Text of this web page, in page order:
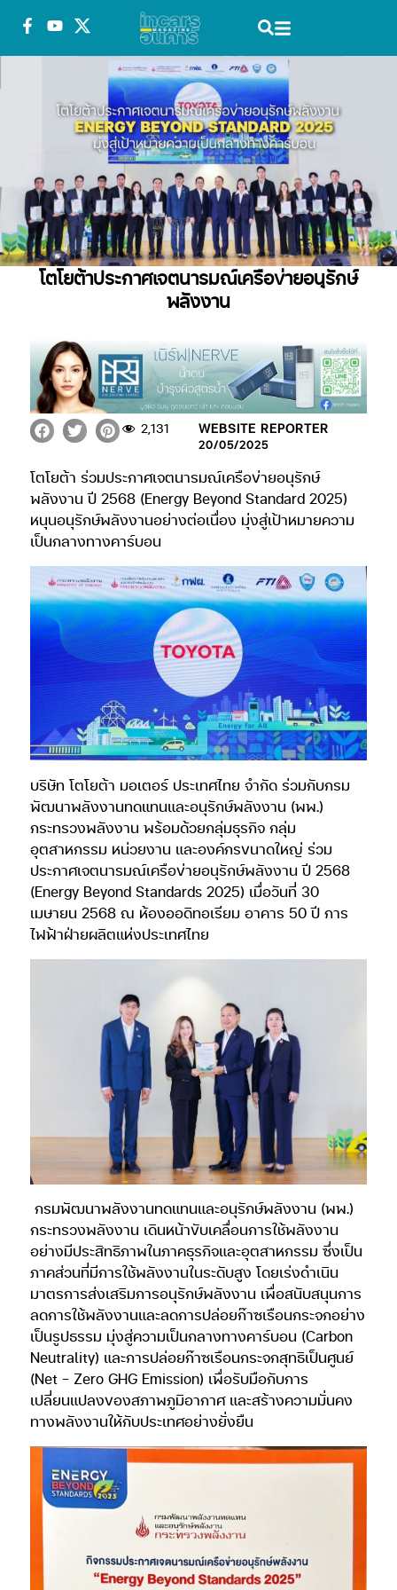
โตโยต้าประกาศเจตนารมณ์เครือข่ายอนุรักษ์
พลังงาน
WEBSITE REPORTER
20/05/2025
2,131
โตโยต้า ร่วมประกาศเจตนารมณ์เครือข่ายอนุรักษ์
พลังงาน ปี 2568 (Energy Beyond Standard 2025)
หนุนอนุรักษ์พลังงานอย่างต่อเนื่อง มุ่งสู่เป้าหมายความ
เป็นกลางทางคาร์บอน
บริษัท โตโยต้า มอเตอร์ ประเทศไทย จำกัด ร่วมกับกรม
พัฒนาพลังงานทดแทนและอนุรักษ์พลังงาน (พพ.)
กระทรวงพลังงาน พร้อมด้วยกลุ่มธุรกิจ กลุ่ม
อุตสาหกรรม หน่วยงาน และองค์กรขนาดใหญ่ ร่วม
ประกาศเจตนารมณ์เครือข่ายอนุรักษ์พลังงาน ปี 2568
(Energy Beyond Standards 2025) เมื่อวันที่ 30
เมษายน 2568 ณ ห้องออดิทอเรียม อาคาร 50 ปี การ
ไฟฟ้าฝ่ายผลิตแห่งประเทศไทย
กรมพัฒนาพลังงานทดแทนและอนุรักษ์พลังงาน (พพ.)
กระทรวงพลังงาน เดินหน้าขับเคลื่อนการใช้พลังงาน
อย่างมีประสิทธิภาพในภาคธุรกิจและอุตสาหกรรม ซึ่งเป็น
ภาคส่วนที่มีการใช้พลังงานในระดับสูง โดยเร่งดำเนิน
มาตรการส่งเสริมการอนุรักษ์พลังงาน เพื่อสนับสนุนการ
ลดการใช้พลังงานและลดการปล่อยก๊าซเรือนกระจกอย่าง
เป็นรูปธรรม มุ่งสู่ความเป็นกลางทางคาร์บอน (Carbon
Neutrality) และการปล่อยก๊าซเรือนกระจกสุทธิเป็นศูนย์
(Net – Zero GHG Emission) เพื่อรับมือกับการ
เปลี่ยนแปลงของสภาพภูมิอากาศ และสร้างความมั่นคง
ทางพลังงานให้กับประเทศอย่างยั่งยืน